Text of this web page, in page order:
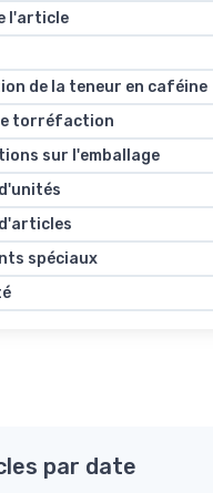
l'article
de la teneur en caféine
torréfaction
sur l'emballage
spéciaux
par date